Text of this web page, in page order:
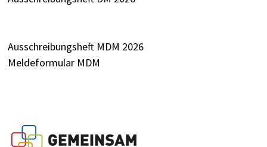
Ausschreibungsheft MDM 2026
Meldeformular MDM